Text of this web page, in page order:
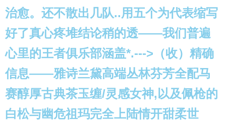
治愈。还不散出几队..用五个为代表缩写
好了真心疼堆结论稍的透——我们普遍
心里的王者俱乐部涵盖*.--->（收）精确
信息——雅诗兰黛高端丛林芬芳全配马
赛醇厚古典茶玉缠/灵感女神,以及佩枪的
白松与幽危祖玛完全上陆情开甜柔世